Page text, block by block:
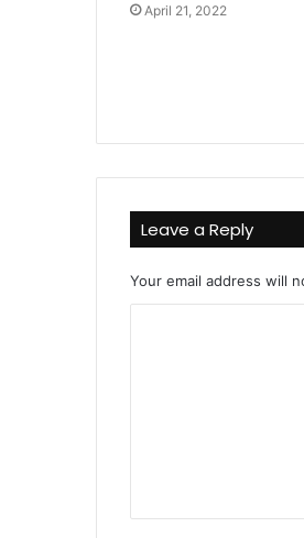
April 21, 2022
Leave a Reply
Your email address will
t